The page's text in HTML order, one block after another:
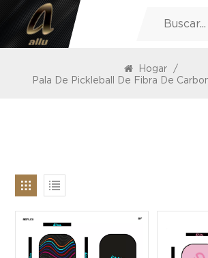
PRODUCTOS
Hogar
/
Pala De Pickleball De Fibra De